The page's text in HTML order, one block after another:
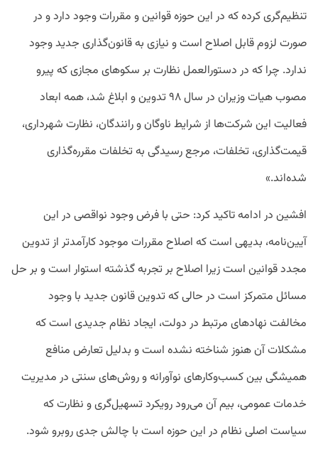
تنظیم‌گری کرده که در این حوزه قوانین و مقررات وجود دارد و در
صورت لزوم قابل اصلاح است و نیازی به قانون‌گذاری جدید وجود
ندارد. چرا که در دستورالعمل نظارت بر سکوهای مجازی که پیرو
مصوب هیات وزیران در سال ۹۸ تدوین و ابلاغ شد، همه ابعاد
فعالیت این شرکت‌ها از شرایط ناوگان و رانندگان، نظارت شهرداری،
قیمت‌گذاری، تخلفات، مرجع رسیدگی به تخلفات مقرره‌گذاری
شده‌اند.»
افشین در ادامه تاکید کرد: حتی با فرض وجود نواقصی در این
آیین‌نامه، بدیهی است که اصلاح مقررات موجود کارآمدتر از تدوین
مجدد قوانین است زیرا اصلاح بر تجربه گذشته استوار است و بر حل
مسائل متمرکز است در حالی که تدوین قانون جدید با وجود
مخالفت نهادهای مرتبط در دولت، ایجاد نظام جدیدی است که
مشکلات آن هنوز شناخته نشده است و بدلیل تعارض منافع
همیشگی بین کسب‌وکارهای نوآورانه و روش‌های سنتی در مدیریت
خدمات عمومی، بیم آن می‌رود رویکرد تسهیل‌گری و نظارت که
سیاست اصلی نظام در این حوزه است با چالش جدی روبرو شود.